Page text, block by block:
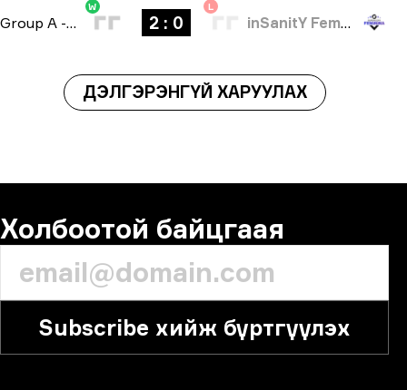
Group A - bo3
W
2 : 0
L
inSanitY Female
ДЭЛГЭРЭНГҮЙ ХАРУУЛАХ
Холбоотой байцгаая
Subscribe хийж бүртгүүлэх